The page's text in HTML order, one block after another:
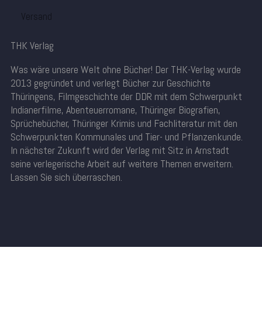
Versand
THK Verlag
Was wäre unsere Welt ohne Bücher! Der THK-Verlag wurde
2013 gegründet und verlegt Bücher zur Geschichte
Thüringens, Filmgeschichte der DDR mit dem Schwerpunkt
Indianerfilme, Abenteuerromane, Thüringer Biografien,
Sprüchebücher, Thüringer Krimis und Fachliteratur mit den
Schwerpunkten Kommunales und Tier- und Pflanzenkunde.
In nächster Zukunft wird der Verlag mit Sitz in Arnstadt
seine verlegerische Arbeit auf weitere Themen erweitern.
Lassen Sie sich überraschen.